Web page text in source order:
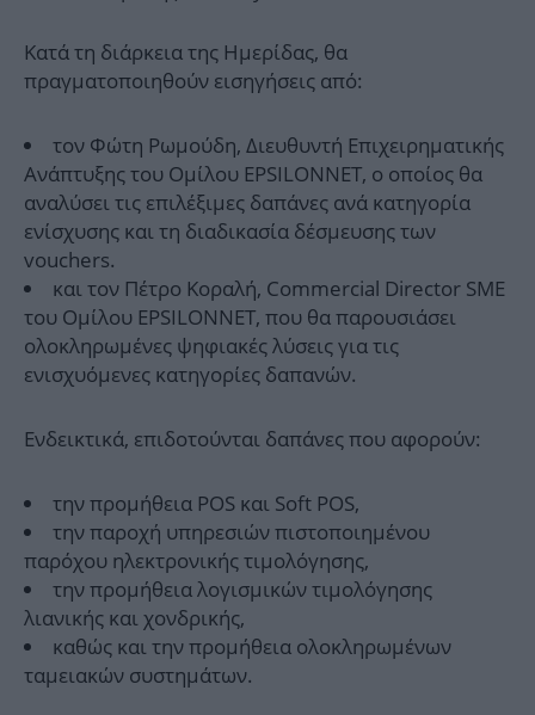
Κατά τη διάρκεια της Ημερίδας, θα
πραγματοποιηθούν εισηγήσεις από:
τον Φώτη Ρωμούδη, Διευθυντή Επιχειρηματικής
Ανάπτυξης του Ομίλου EPSILONNET, ο οποίος θα
αναλύσει τις επιλέξιμες δαπάνες ανά κατηγορία
ενίσχυσης και τη διαδικασία δέσμευσης των
vouchers.
και τον Πέτρο Κοραλή, Commercial Director SME
του Ομίλου EPSILONNET, που θα παρουσιάσει
ολοκληρωμένες ψηφιακές λύσεις για τις
ενισχυόμενες κατηγορίες δαπανών.
Ενδεικτικά, επιδοτούνται δαπάνες που αφορούν:
την προμήθεια POS και Soft POS,
την παροχή υπηρεσιών πιστοποιημένου
παρόχου ηλεκτρονικής τιμολόγησης,
την προμήθεια λογισμικών τιμολόγησης
λιανικής και χονδρικής,
καθώς και την προμήθεια ολοκληρωμένων
ταμειακών συστημάτων.